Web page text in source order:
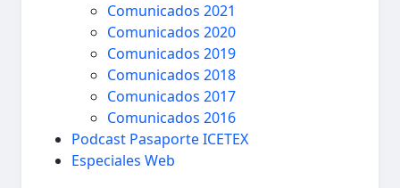
Comunicados 2021
Comunicados 2020
Comunicados 2019
Comunicados 2018
Comunicados 2017
Comunicados 2016
Podcast Pasaporte ICETEX
Especiales Web